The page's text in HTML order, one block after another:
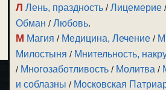
Л Лень, праздность /Лицемерие
Обман /Любовь.
М Магия / Медицина, Лечение /
Милостыня / Мнительность,
/ Многозаботливость / Молитва /
и соблазны / Московская